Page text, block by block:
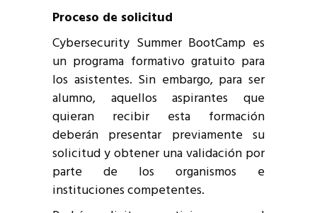
Proceso de solicitud
Cybersecurity Summer BootCamp es
un programa formativo gratuito para
los asistentes. Sin embargo, para ser
alumno, aquellos aspirantes que
quieran recibir esta formación
deberán presentar previamente su
solicitud y obtener una validación por
parte de los organismos e
instituciones competentes.